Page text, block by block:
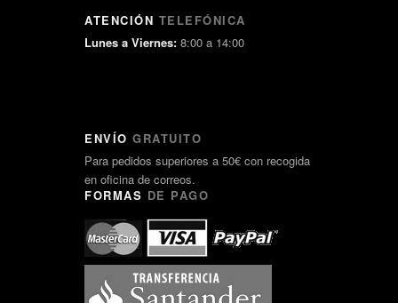
ATENCIÓN TELEFÓNICA
Lunes a Viernes: 8:00 a 14:00
ENVÍO GRATUITO
Para pedidos superiores a 50€ con recogida
en oficina de correos.
FORMAS DE PAGO